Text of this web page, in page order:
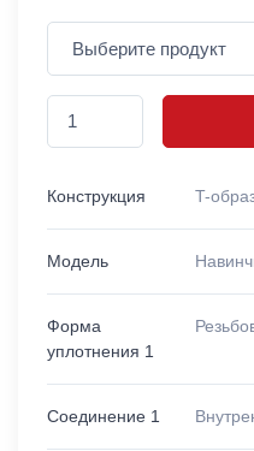
Конструкция T-
Модель
Форма
уплотнения 1
Соединение 1